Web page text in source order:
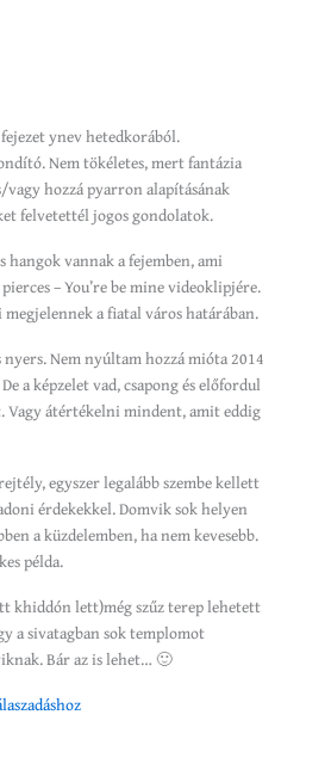
ynev hetedkorából.
Nem tökéletes, mert fantázia
vagy hozzá pyarron alapításának
felvetettél jogos gondolatok.
hangok vannak a fejemben, ami
– You’re be mine videoklipjére.
a fiatal város határában.
nyers. Nem nyúltam hozzá mióta 2014
a képzelet vad, csapong és előfordul
Vagy átértékelni mindent, amit eddig
egyszer legalább szembe kellett
érdekekkel. Domvik sok helyen
a küzdelemben, ha nem kevesebb.
példa.
khiddón lett)még szűz terep lehetett
a sivatagban sok templomot
Bár az is lehet… 🙂